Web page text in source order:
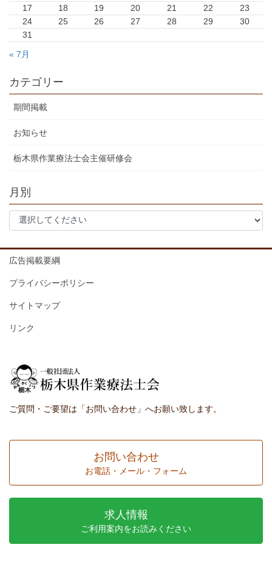
17
18 19 20 21 22
23
24
25 26 27 28 29
30
31
« 7月
カテゴリー
期間掲載
お知らせ
栃木県作業療法士会主催研修会
月別
広告掲載要綱
プライバシーポリシー
サイトマップ
リンク
ご質問・ご要望は「お問い合わせ」へお願い致します。
お問い合わせ
お電話・メール・フォーム
求人情報
ご利用案内をお読みください